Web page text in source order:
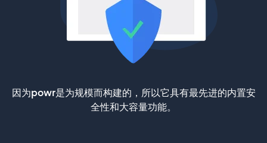
因为powr是为规模而构建的，所以它具有最先进的内置安
全性和大容量功能。